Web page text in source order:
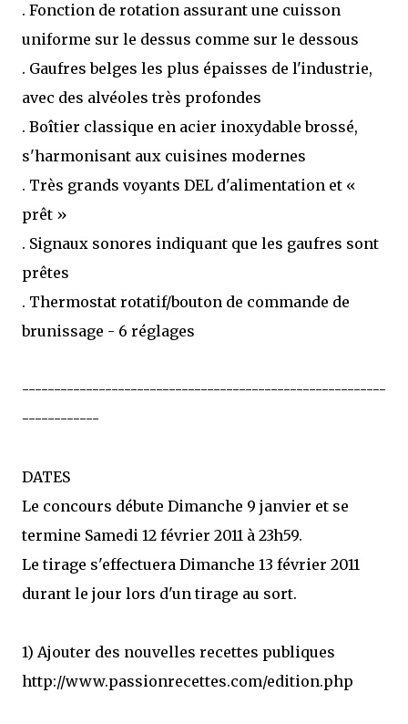
. Fonction de rotation assurant une cuisson
uniforme sur le dessus comme sur le dessous
. Gaufres belges les plus épaisses de l'industrie,
avec des alvéoles très profondes
. Boîtier classique en acier inoxydable brossé,
s'harmonisant aux cuisines modernes
. Très grands voyants DEL d'alimentation et «
prêt »
. Signaux sonores indiquant que les gaufres sont
prêtes
. Thermostat rotatif/bouton de commande de
brunissage - 6 réglages
---------------------------------------------------------
------------
DATES
Le concours débute Dimanche 9 janvier et se
termine Samedi 12 février 2011 à 23h59.
Le tirage s'effectuera Dimanche 13 février 2011
durant le jour lors d'un tirage au sort.
1) Ajouter des nouvelles recettes publiques
http://www.passionrecettes.com/edition.php